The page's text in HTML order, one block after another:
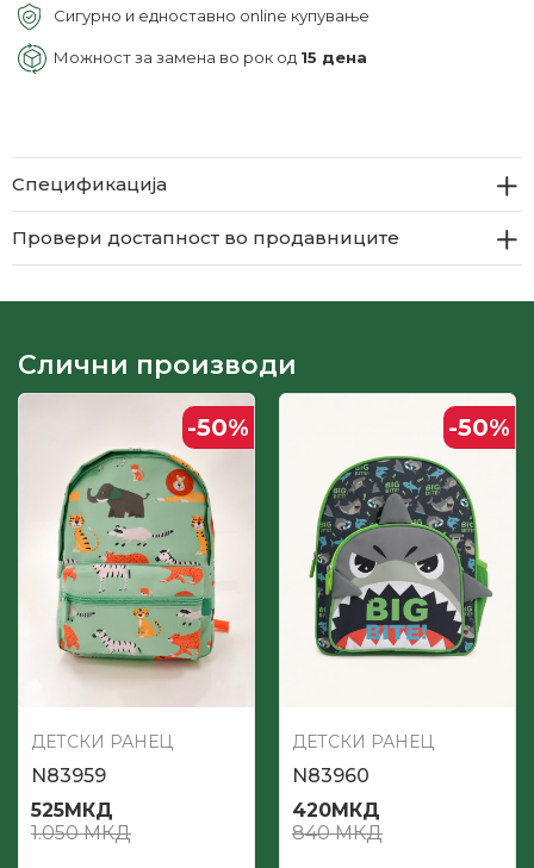
Сигурно и едноставно online купување
Можност за замена во рок од 15 дена
Спецификација
Провери достапност во продавниците
Слични производи
-50%
ДЕТСКИ РАНЕЦ
N83959
525МКД
1.050МКД
-50%
ДЕТСКИ РАНЕЦ
N83960
420МКД
840МКД